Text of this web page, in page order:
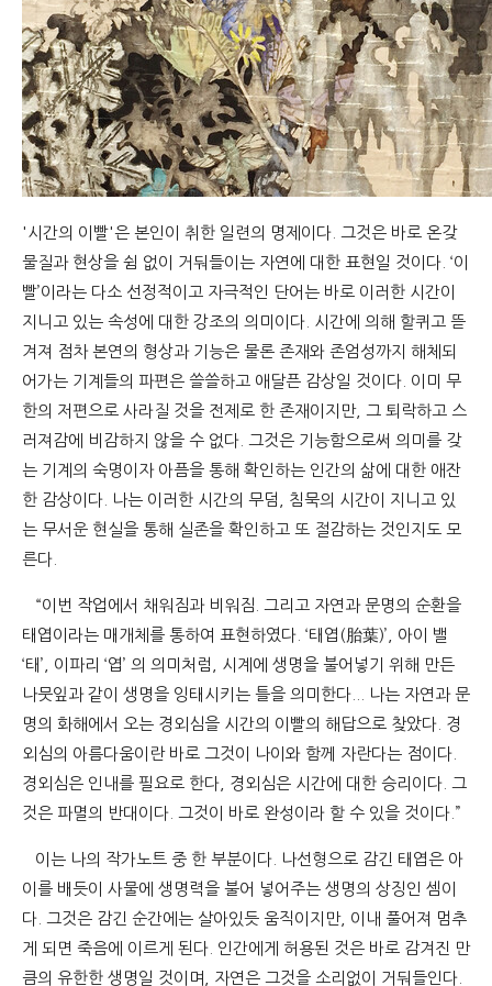
'시간의 이빨'은 본인이 취한 일련의 명제이다. 그것은 바로 온갖
물질과 현상을 쉼 없이 거둬들이는 자연에 대한 표현일 것이다. ‘이
빨’이라는 다소 선정적이고 자극적인 단어는 바로 이러한 시간이
지니고 있는 속성에 대한 강조의 의미이다. 시간에 의해 할퀴고 뜯
겨져 점차 본연의 형상과 기능은 물론 존재와 존엄성까지 해체되
어가는 기계들의 파편은 쓸쓸하고 애달픈 감상일 것이다. 이미 무
한의 저편으로 사라질 것을 전제로 한 존재이지만, 그 퇴락하고 스
러져감에 비감하지 않을 수 없다. 그것은 기능함으로써 의미를 갖
는 기계의 숙명이자 아픔을 통해 확인하는 인간의 삶에 대한 애잔
한 감상이다. 나는 이러한 시간의 무덤, 침묵의 시간이 지니고 있
는 무서운 현실을 통해 실존을 확인하고 또 절감하는 것인지도 모
른다.
“이번 작업에서 채워짐과 비워짐. 그리고 자연과 문명의 순환을
태엽이라는 매개체를 통하여 표현하였다. ‘태엽(胎葉)’, 아이 밸
‘태’, 이파리 ‘엽’ 의 의미처럼, 시계에 생명을 불어넣기 위해 만든
나뭇잎과 같이 생명을 잉태시키는 틀을 의미한다... 나는 자연과 문
명의 화해에서 오는 경외심을 시간의 이빨의 해답으로 찾았다. 경
외심의 아름다움이란 바로 그것이 나이와 함께 자란다는 점이다.
경외심은 인내를 필요로 한다, 경외심은 시간에 대한 승리이다. 그
것은 파멸의 반대이다. 그것이 바로 완성이라 할 수 있을 것이다.”
이는 나의 작가노트 중 한 부분이다. 나선형으로 감긴 태엽은 아
이를 배듯이 사물에 생명력을 불어 넣어주는 생명의 상징인 셈이
다. 그것은 감긴 순간에는 살아있듯 움직이지만, 이내 풀어져 멈추
게 되면 죽음에 이르게 된다. 인간에게 허용된 것은 바로 감겨진 만
큼의 유한한 생명일 것이며, 자연은 그것을 소리없이 거둬들인다.